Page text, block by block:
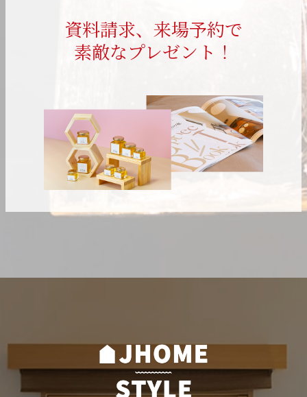
資料請求、来場予約で
素敵なプレゼント！